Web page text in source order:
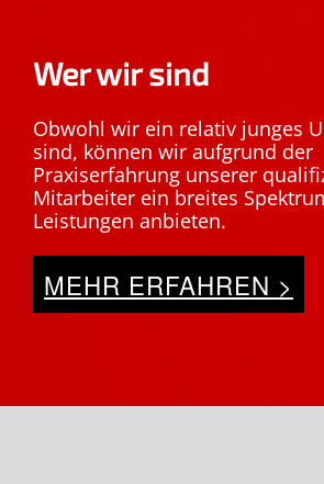
Wer wir sind
Obwohl wir ein relativ junges
sind, können wir aufgrund der
Praxiserfahrung unserer
Mitarbeiter ein breites
Leistungen anbieten.
MEHR ERFAHREN >